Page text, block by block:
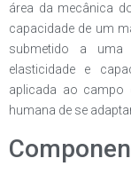
área da mecânica
capacidade de um
submetido a uma
elasticidade e
aplicada ao campo
humana de se